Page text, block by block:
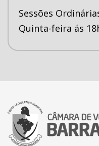
Sessões
Quinta-feira ás